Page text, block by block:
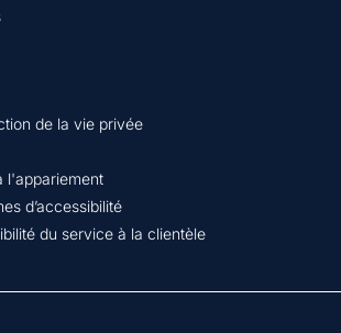
de la vie privée
l'appariement
d’accessibilité
du service à la clientèle